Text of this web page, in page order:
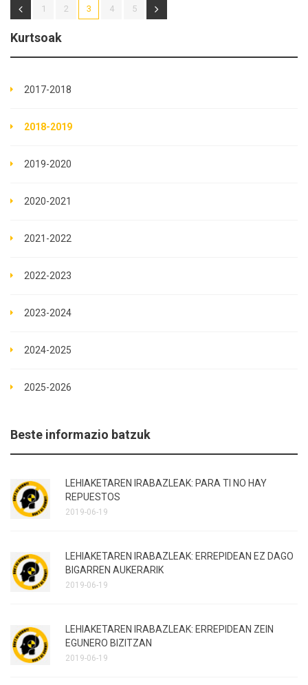
1 2 3 4 5
Kurtsoak
2017-2018
2018-2019
2019-2020
2020-2021
2021-2022
2022-2023
2023-2024
2024-2025
2025-2026
Beste informazio batzuk
LEHIAKETAREN IRABAZLEAK: PARA TI NO HAY
REPUESTOS
2019-06-19
LEHIAKETAREN IRABAZLEAK: ERREPIDEAN EZ DAGO
BIGARREN AUKERARIK
2019-06-19
LEHIAKETAREN IRABAZLEAK: ERREPIDEAN ZEIN
EGUNERO BIZITZAN
2019-06-19